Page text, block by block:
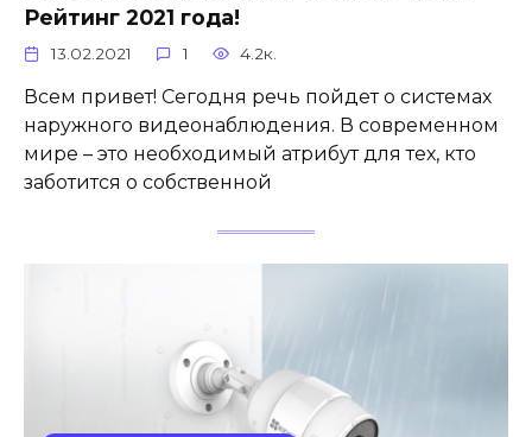
Рейтинг 2021 года!
13.02.2021 1 4.2к.
Всем привет! Сегодня речь пойдет о системах
наружного видеонаблюдения. В современном
мире – это необходимый атрибут для тех, кто
заботится о собственной